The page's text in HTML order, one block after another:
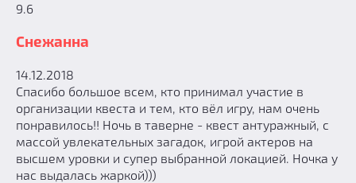
9.6
Снежанна
14.12.2018
Спасибо большое всем, кто принимал участие в
организации квеста и тем, кто вёл игру, нам очень
понравилось!! Ночь в таверне - квест антуражный, с
массой увлекательных загадок, игрой актеров на
высшем уровки и супер выбранной локацией. Ночка у
нас выдалась жаркой)))